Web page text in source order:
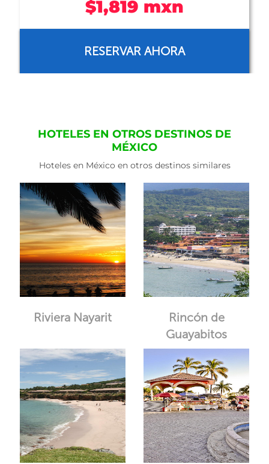
$2,303 mxn
RESERVAR AHORA
HOTELES EN OTROS DESTINOS DE
MÉXICO
Hoteles en México en otros destinos similares
Riviera Nayarit
Rincón de
Guayabitos